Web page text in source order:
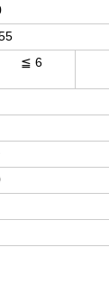
≦ 6